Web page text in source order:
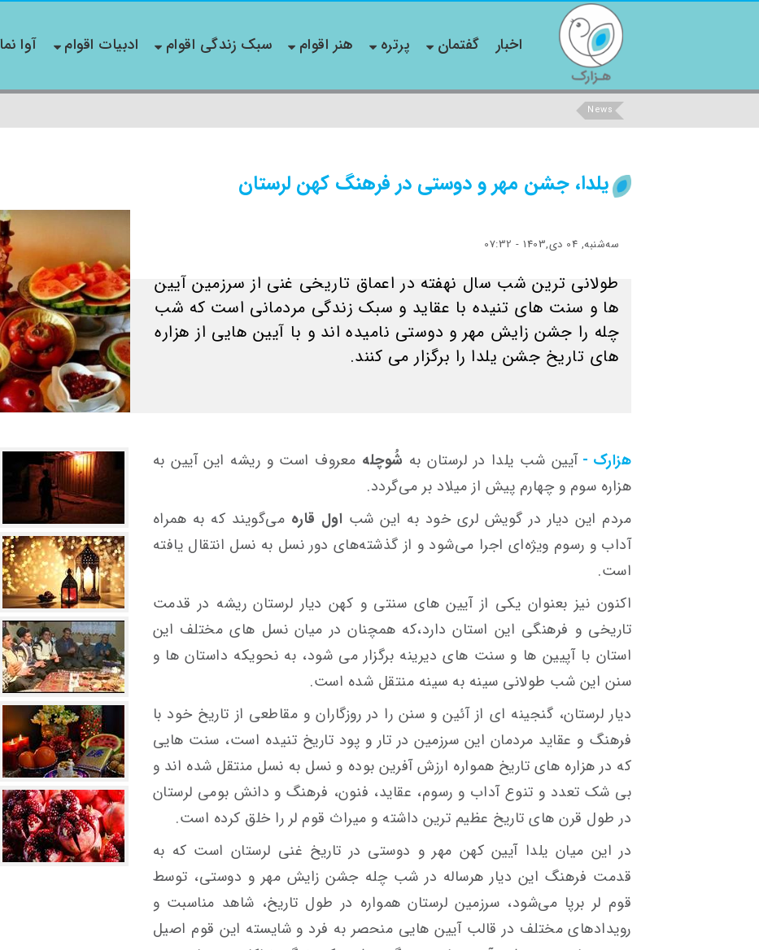
اخبار گفتمان پرتره هنر اقوام سبک زندگی اقوام ادبیات اقوام آوا نما
News
یلدا، جشن مهر و دوستی در فرهنگ کهن لرستان
ﺳﻪشنبه, 04 دی,1403 - 07:32
طولانی ترین شب سال نهفته در اعماق تاریخی غنی از سرزمین آیین
ها و سنت های تنیده با عقاید و سبک زندگی مردمانی است که شب
چله را جشن زایش مهر و دوستی نامیده اند و با آیین هایی از هزاره
های تاریخ جشن یلدا را برگزار می کنند.
هزارک - آیین شب یلدا در لرستان به شُوچله معروف است و ریشه این آیین به
هزاره سوم و چهارم پیش ‌از میلاد بر می‌گردد.
مردم این دیار در گویش لری خود به این شب اول قاره می‌گویند که به همراه
آداب و رسوم ویژه‌ای اجرا می‌شود و از گذشته‌های دور نسل به نسل انتقال یافته
است.
اکنون نیز بعنوان یکی از آیین های سنتی و کهن دیار لرستان ریشه در قدمت
تاریخی و فرهنگی این استان دارد،که همچنان در میان نسل های مختلف این
استان با آپیین ها و سنت های دیرینه برگزار می شود، به نحویکه داستان ها و
سنن این شب طولانی سینه به سینه منتقل شده است.
دیار لرستان، گنجینه ای از آئین و سنن را در روزگاران و مقاطعی از تاریخ خود با
فرهنگ و عقاید مردمان این سرزمین در تار و پود تاریخ تنیده است، سنت هایی
که در هزاره های تاریخ همواره ارزش آفرین بوده و نسل به نسل منتقل شده اند و
بی شک تعدد و تنوع آداب و رسوم، عقاید، فنون، فرهنگ و دانش بومی لرستان
در طول قرن های تاریخ عظیم ترین داشته و میراث قوم لر را خلق کرده است.
در این میان یلدا آیین کهن مهر و دوستی در تاریخ غنی لرستان است که به
قدمت فرهنگ این دیار هرساله در شب چله جشن زایش مهر و دوستی، توسط
قوم لر برپا می‌شود، سرزمین لرستان همواره در طول تاریخ، شاهد مناسبت و
رویدادهای مختلف در قالب آیین هایی منحصر به فرد و شایسته این قوم اصیل